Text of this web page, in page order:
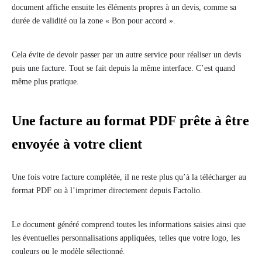
document affiche ensuite les éléments propres à un devis, comme sa
durée de validité ou la zone « Bon pour accord ».
Cela évite de devoir passer par un autre service pour réaliser un devis
puis une facture. Tout se fait depuis la même interface. C’est quand
même plus pratique.
Une facture au format PDF prête à être
envoyée à votre client
Une fois votre facture complétée, il ne reste plus qu’à la télécharger au
format PDF ou à l’imprimer directement depuis Factolio.
Le document généré comprend toutes les informations saisies ainsi que
les éventuelles personnalisations appliquées, telles que votre logo, les
couleurs ou le modèle sélectionné.